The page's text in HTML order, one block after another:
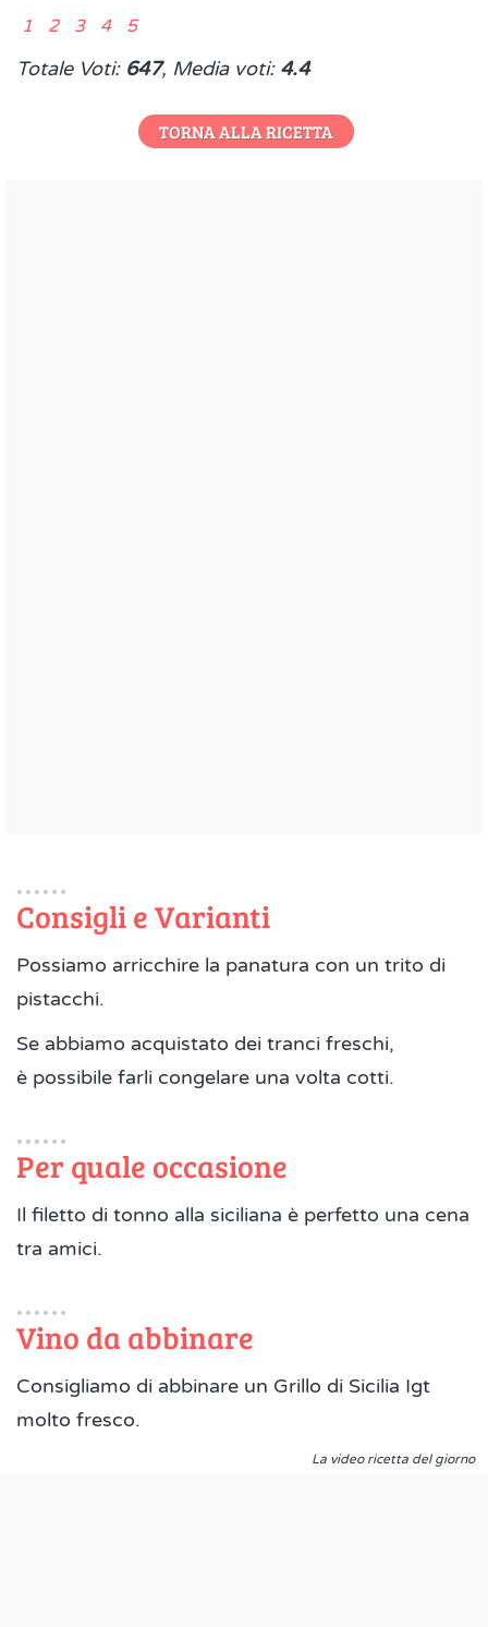
1 2 3 4 5
Totale Voti: 647, Media voti: 4.4
TORNA ALLA RICETTA
Consigli e Varianti
Possiamo arricchire la panatura con un trito di
pistacchi.
Se abbiamo acquistato dei tranci freschi,
è possibile farli congelare una volta cotti.
Per quale occasione
Il filetto di tonno alla siciliana è perfetto una cena
tra amici.
Vino da abbinare
Consigliamo di abbinare un Grillo di Sicilia Igt
molto fresco.
La video ricetta del giorno